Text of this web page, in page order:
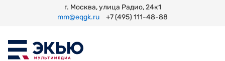
г. Москва, улица Радио, 24к1
mm@eqgk.ru
+7 (495) 111-48-88